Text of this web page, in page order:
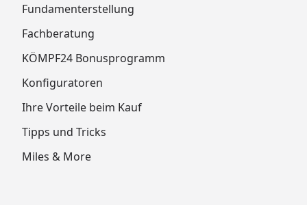
Fundamenterstellung
Fachberatung
KÖMPF24 Bonusprogramm
Konfiguratoren
Ihre Vorteile beim Kauf
Tipps und Tricks
Miles & More